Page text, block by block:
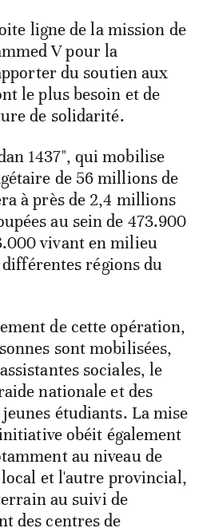
ligne de la mission de
V pour la
du soutien aux
le plus besoin et de
de solidarité.
1437", qui mobilise
de 56 millions de
à près de 2,4 millions
au sein de 473.900
vivant en milieu
régions du
de cette opération,
sont mobilisées,
sociales, le
nationale et des
étudiants. La mise
obéit également
au niveau de
et l'autre provincial,
au suivi de
des centres de